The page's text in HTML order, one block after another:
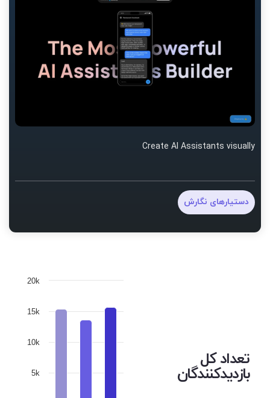
Create AI Assistants visually
دستیارهای نگارش
تعداد کل
بازدیدکنندگان 5k
10k
15k
20k